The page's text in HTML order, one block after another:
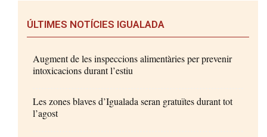
ÚLTIMES NOTÍCIES IGUALADA
Augment de les inspeccions alimentàries per prevenir
intoxicacions durant l’estiu
Les zones blaves d’Igualada seran gratuïtes durant tot
l’agost